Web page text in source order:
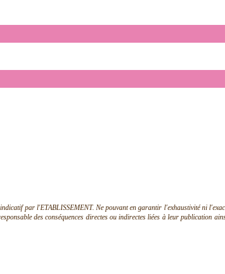
par l'ETABLISSEMENT. Ne pouvant en garantir l'exhaustivité ni
des conséquences directes ou indirectes liées à leur publication